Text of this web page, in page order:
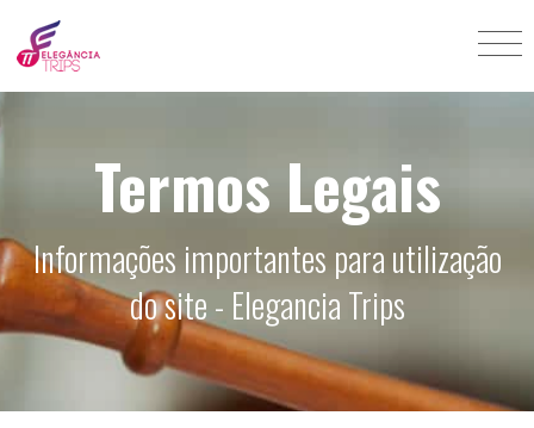
Termos Legais
Informações importantes para utilização
do site - Elegancia Trips